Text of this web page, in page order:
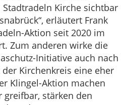
Kirche sichtbar
erläutert Frank
Aktion seit 2020 im
Zum anderen wirke die
Initiative auch nach
Kirchenkreis eine eher
Klingel-Aktion machen
greifbar, stärken den